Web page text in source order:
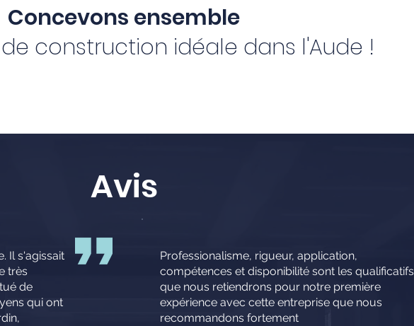
Concevons ensemble
construction idéale dans l'Aude !
Avis
Il s'agissait
très
de
qui ont
Professionalisme, rigueur, application,
compétences et disponibilité sont les qualificatifs
que nous retiendrons pour notre première
expérience avec cette entreprise que nous
recommandons fortement